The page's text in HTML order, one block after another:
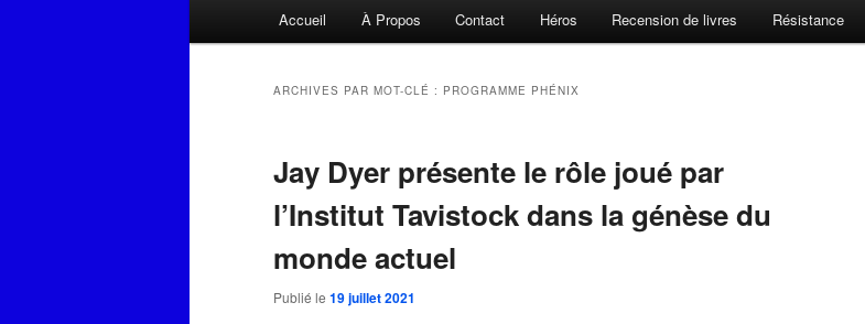
Accueil À Propos Contact Héros Recension de livres Résistance
ARCHIVES PAR MOT-CLÉ : PROGRAMME PHÉNIX
Jay Dyer présente le rôle joué par
l’Institut Tavistock dans la génèse du
monde actuel
Publié le 19 juillet 2021